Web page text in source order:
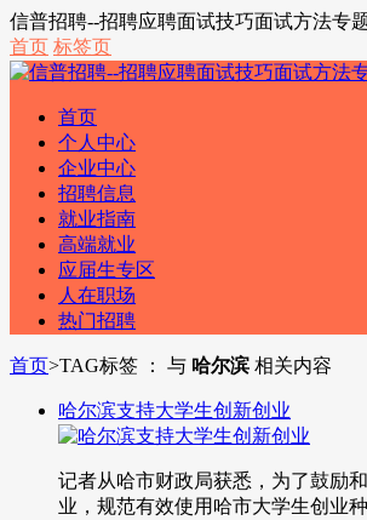
信普招聘--招聘应聘面试技巧面试方法专
首页 标签页
首页
个人中心
企业中心
招聘信息
就业指南
高端就业
应届生专区
人在职场
热门招聘
首页>TAG标签 ： 与 哈尔滨 相关内容
哈尔滨支持大学生创新创业
记者从哈市财政局获悉，为了鼓励
业，规范有效使用哈市大学生创业